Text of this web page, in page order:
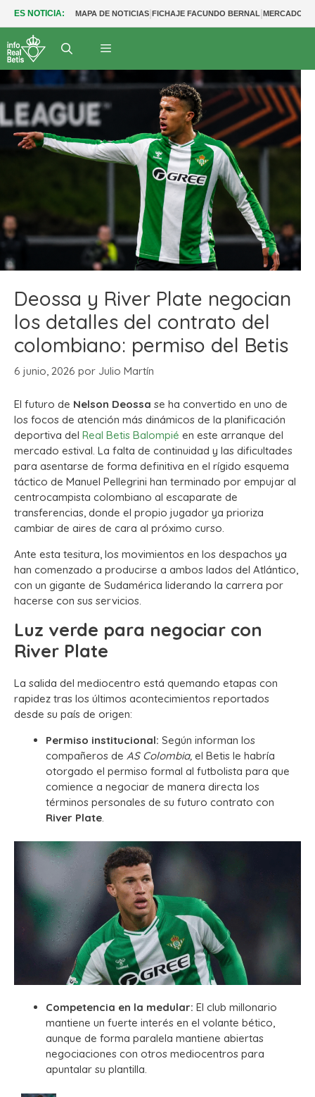
ES NOTICIA: MAPA DE NOTICIAS|FICHAJE FACUNDO BERNAL|MERCADO
Deossa y River Plate negocian
los detalles del contrato del
colombiano: permiso del Betis
6 junio, 2026 por Julio Martín
El futuro de Nelson Deossa se ha convertido en uno de
los focos de atención más dinámicos de la planificación
deportiva del Real Betis Balompié en este arranque del
mercado estival. La falta de continuidad y las dificultades
para asentarse de forma definitiva en el rígido esquema
táctico de Manuel Pellegrini han terminado por empujar al
centrocampista colombiano al escaparate de
transferencias, donde el propio jugador ya prioriza
cambiar de aires de cara al próximo curso.
Ante esta tesitura, los movimientos en los despachos ya
han comenzado a producirse a ambos lados del Atlántico,
con un gigante de Sudamérica liderando la carrera por
hacerse con sus servicios.
Luz verde para negociar con
River Plate
La salida del mediocentro está quemando etapas con
rapidez tras los últimos acontecimientos reportados
desde su país de origen:
Permiso institucional: Según informan los
compañeros de AS Colombia, el Betis le habría
otorgado el permiso formal al futbolista para que
comience a negociar de manera directa los
términos personales de su futuro contrato con
River Plate.
Competencia en la medular: El club millonario
mantiene un fuerte interés en el volante bético,
aunque de forma paralela mantiene abiertas
negociaciones con otros mediocentros para
apuntalar su plantilla.